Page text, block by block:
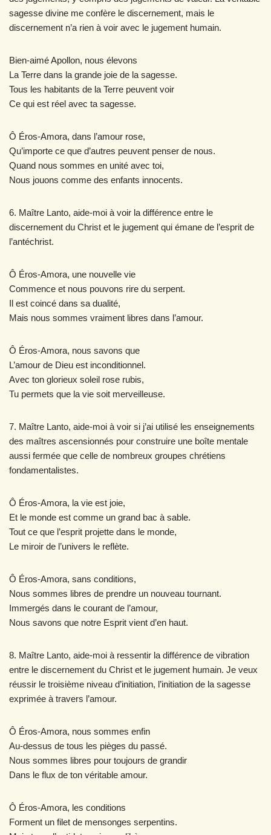
sagesse divine me confère le discernement, mais le
discernement n’a rien à voir avec le jugement humain.
Bien-aimé Apollon, nous élevons
La Terre dans la grande joie de la sagesse.
Tous les habitants de la Terre peuvent voir
Ce qui est réel avec ta sagesse.
Ô Éros-Amora, dans l’amour rose,
Qu’importe ce que d’autres peuvent penser de nous.
Quand nous sommes en unité avec toi,
Nous jouons comme des enfants innocents.
6. Maître Lanto, aide-moi à voir la différence entre le
discernement du Christ et le jugement qui émane de l’esprit de
l’antéchrist.
Ô Éros-Amora, une nouvelle vie
Commence et nous pouvons rire du serpent.
Il est coincé dans sa dualité,
Mais nous sommes vraiment libres dans l’amour.
Ô Éros-Amora, nous savons que
L’amour de Dieu est inconditionnel.
Avec ton glorieux soleil rose rubis,
Tu permets que la vie soit merveilleuse.
7. Maître Lanto, aide-moi à voir si j’ai utilisé les enseignements
des maîtres ascensionnés pour construire une boîte mentale
aussi fermée que celle de nombreux groupes chrétiens
fondamentalistes.
Ô Éros-Amora, la vie est joie,
Et le monde est comme un grand bac à sable.
Tout ce que l’esprit projette dans le monde,
Le miroir de l’univers le reflète.
Ô Éros-Amora, sans conditions,
Nous sommes libres de prendre un nouveau tournant.
Immergés dans le courant de l’amour,
Nous savons que notre Esprit vient d’en haut.
8. Maître Lanto, aide-moi à ressentir la différence de vibration
entre le discernement du Christ et le jugement humain. Je veux
réussir le troisième niveau d’initiation, l’initiation de la sagesse
exprimée à travers l’amour.
Ô Éros-Amora, nous sommes enfin
Au-dessus de tous les pièges du passé.
Nous sommes libres pour toujours de grandir
Dans le flux de ton véritable amour.
Ô Éros-Amora, les conditions
Forment un filet de mensonges serpentins.